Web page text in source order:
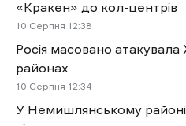
«Кракен» до кол-центрів
10 Cерпня 12:38
Росія масовано атакувала
районах
10 Cерпня 12:34
У Немишлянському районі